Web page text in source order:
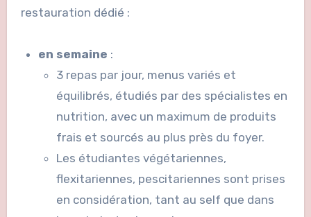
restauration dédié :
en semaine :
3 repas par jour, menus variés et
équilibrés, étudiés par des spécialistes en
nutrition, avec un maximum de produits
frais et sourcés au plus près du foyer.
Les étudiantes végétariennes,
flexitariennes, pescitariennes sont prises
en considération, tant au self que dans